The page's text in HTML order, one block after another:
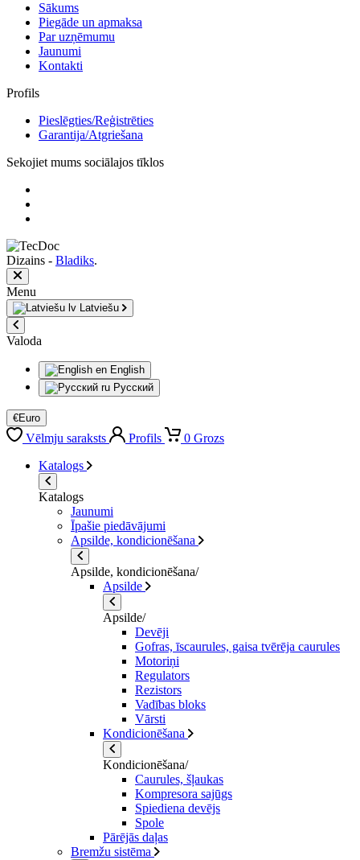
Sākums
Piegāde un apmaksa
Par uzņēmumu
Jaunumi
Kontakti
Profils
Pieslēgties/Reģistrēties
Garantija/Atgriešana
Sekojiet mums sociālajos tīklos
Dizains - Bladiks.
Menu
Latviešu
Valoda
English
Русский
€Euro
Vēlmju saraksts Profils 0 Grozs
Katalogs
Katalogs
Jaunumi
Īpašie piedāvājumi
Apsilde, kondicionēšana
Apsilde, kondicionēšana/
Apsilde
Apsilde/
Devēji
Gofras, īscaurules, gaisa tvērēja caurules
Motoriņi
Regulators
Rezistors
Vadības bloks
Vārsti
Kondicionēšana
Kondicionēšana/
Caurules, šļaukas
Kompresora sajūgs
Spiediena devējs
Spole
Pārējās daļas
Bremžu sistēma